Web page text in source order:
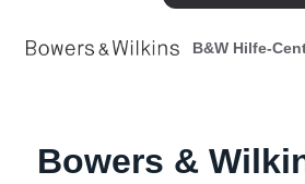
B&W Hilfe-
Bowers &